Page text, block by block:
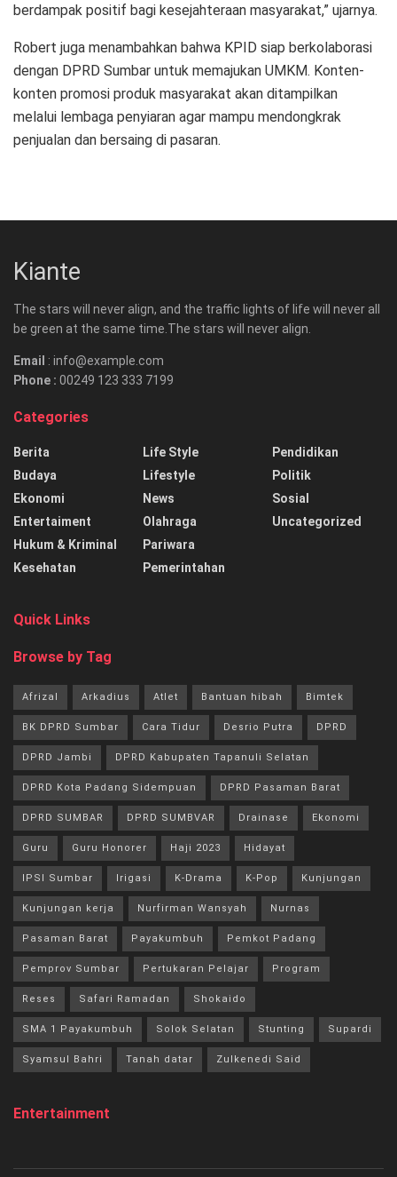
berdampak positif bagi kesejahteraan masyarakat,” ujarnya.
Robert juga menambahkan bahwa KPID siap berkolaborasi
dengan DPRD Sumbar untuk memajukan UMKM. Konten-
konten promosi produk masyarakat akan ditampilkan
melalui lembaga penyiaran agar mampu mendongkrak
penjualan dan bersaing di pasaran.
Kiante
The stars will never align, and the traffic lights of life will never all
be green at the same time.The stars will never align.
Email : info@example.com
Phone : 00249 123 333 7199
Categories
Berita
Budaya
Ekonomi
Entertaiment
Hukum & Kriminal
Kesehatan
Life Style
Lifestyle
News
Olahraga
Pariwara
Pemerintahan
Pendidikan
Politik
Sosial
Uncategorized
Quick Links
Browse by Tag
Afrizal Arkadius Atlet Bantuan hibah Bimtek
BK DPRD Sumbar Cara Tidur Desrio Putra DPRD
DPRD Jambi DPRD Kabupaten Tapanuli Selatan
DPRD Kota Padang Sidempuan DPRD Pasaman Barat
DPRD SUMBAR DPRD SUMBVAR Drainase Ekonomi
Guru Guru Honorer Haji 2023 Hidayat
IPSI Sumbar Irigasi K-Drama K-Pop Kunjungan
Kunjungan kerja Nurfirman Wansyah Nurnas
Pasaman Barat Payakumbuh Pemkot Padang
Pemprov Sumbar Pertukaran Pelajar Program
Reses Safari Ramadan Shokaido
SMA 1 Payakumbuh Solok Selatan Stunting Supardi
Syamsul Bahri Tanah datar Zulkenedi Said
Entertainment